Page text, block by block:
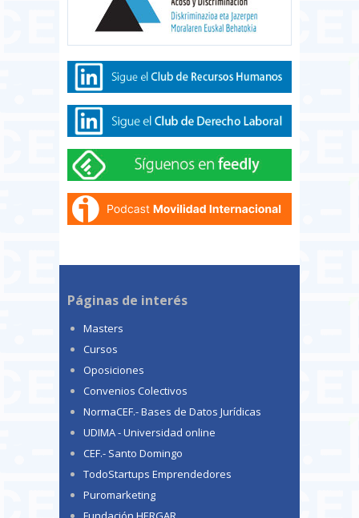
Páginas de interés
Masters
Cursos
Oposiciones
Convenios Colectivos
NormaCEF.- Bases de Datos Jurídicas
UDIMA - Universidad online
CEF.- Santo Domingo
TodoStartups Emprendedores
Puromarketing